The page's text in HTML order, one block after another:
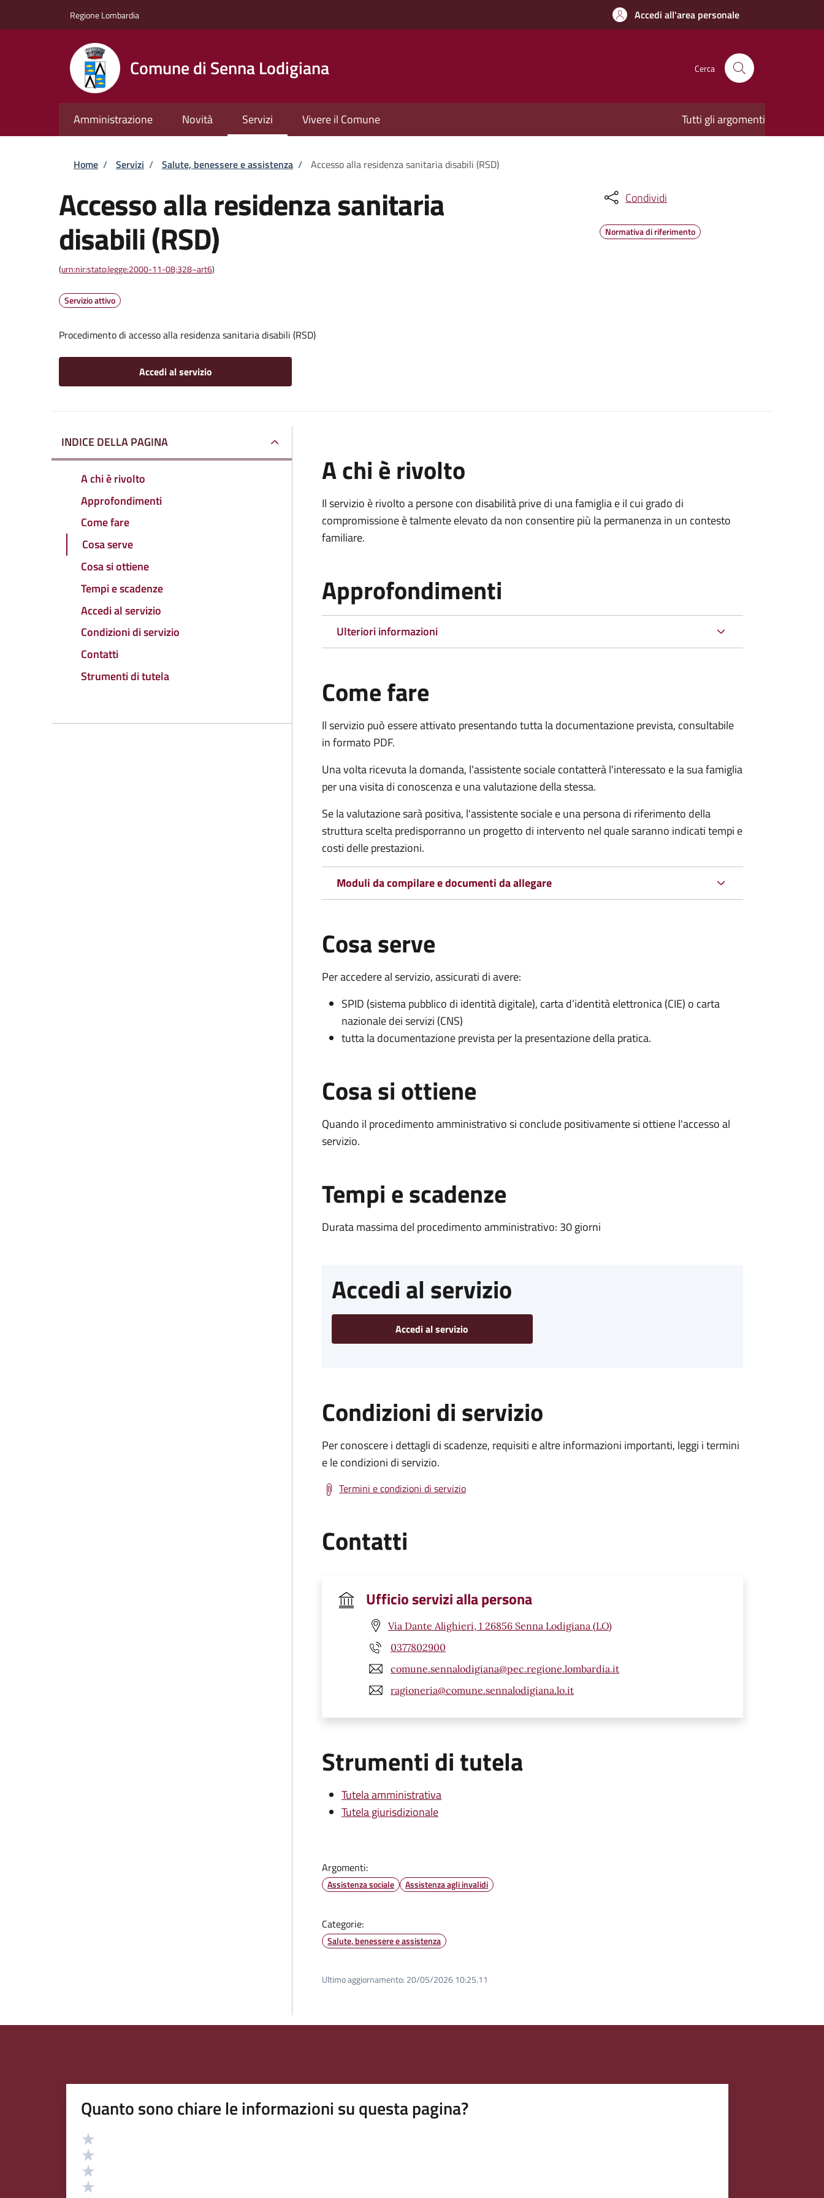
Regione Lombardia Accedi all'area personale
Comune di Senna Lodigiana Cerca
Amministrazione Novità Servizi Vivere il Comune Tutti gli argomenti
Briciole di pane
Home / Servizi / Salute, benessere e assistenza / Accesso alla residenza sanitaria disabili (RSD)
Accesso alla residenza sanitaria
disabili (RSD)
(urn:nir:stato:legge:2000-11-08;328~art6)
Servizio attivo
Procedimento di accesso alla residenza sanitaria disabili (RSD)
Accedi al servizio
Condividi
Normativa di riferimento
INDICE DELLA PAGINA
A chi è rivolto
Approfondimenti
Come fare
Cosa serve
Cosa si ottiene
Tempi e scadenze
Accedi al servizio
Condizioni di servizio
Contatti
Strumenti di tutela
A chi è rivolto
Il servizio è rivolto a persone con disabilità prive di una famiglia e il cui grado di
compromissione è talmente elevato da non consentire più la permanenza in un contesto
familiare.
Approfondimenti
Ulteriori informazioni
Come fare
Il servizio può essere attivato presentando tutta la documentazione prevista, consultabile
in formato PDF.
Una volta ricevuta la domanda, l'assistente sociale contatterà l'interessato e la sua famiglia
per una visita di conoscenza e una valutazione della stessa.
Se la valutazione sarà positiva, l'assistente sociale e una persona di riferimento della
struttura scelta predisporranno un progetto di intervento nel quale saranno indicati tempi e
costi delle prestazioni.
Moduli da compilare e documenti da allegare
Cosa serve
Per accedere al servizio, assicurati di avere:
SPID (sistema pubblico di identità digitale), carta d’identità elettronica (CIE) o carta
nazionale dei servizi (CNS)
tutta la documentazione prevista per la presentazione della pratica.
Cosa si ottiene
Quando il procedimento amministrativo si conclude positivamente si ottiene l'accesso al
servizio.
Tempi e scadenze
Durata massima del procedimento amministrativo: 30 giorni
Accedi al servizio
Accedi al servizio
Condizioni di servizio
Per conoscere i dettagli di scadenze, requisiti e altre informazioni importanti, leggi i termini
e le condizioni di servizio.
Termini e condizioni di servizio
Contatti
Ufficio servizi alla persona
Via Dante Alighieri, 1 26856 Senna Lodigiana (LO)
0377802900
comune.sennalodigiana@pec.regione.lombardia.it
ragioneria@comune.sennalodigiana.lo.it
Strumenti di tutela
Tutela amministrativa
Tutela giurisdizionale
Argomenti:
Assistenza sociale Assistenza agli invalidi
Categorie:
Salute, benessere e assistenza
Ultimo aggiornamento: 20/05/2026 10:25.11
Quanto sono chiare le informazioni su questa pagina?
Valutazione